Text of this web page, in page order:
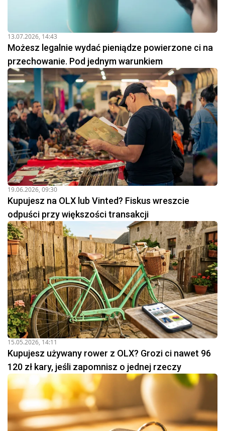
13.07.2026, 14:43
Możesz legalnie wydać pieniądze powierzone ci na
przechowanie. Pod jednym warunkiem
19.06.2026, 09:30
Kupujesz na OLX lub Vinted? Fiskus wreszcie
odpuści przy większości transakcji
15.05.2026, 14:11
Kupujesz używany rower z OLX? Grozi ci nawet 96
120 zł kary, jeśli zapomnisz o jednej rzeczy